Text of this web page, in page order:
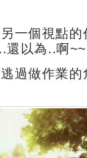
一個視點
還以為..啊
過做作業